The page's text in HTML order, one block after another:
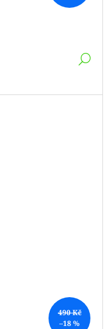
490 Kč
–18 %